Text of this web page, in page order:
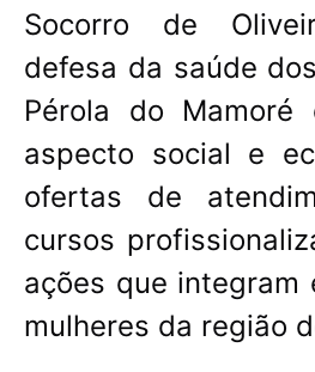
Socorro de
defesa da saúde
Pérola do
aspecto social e
ofertas de
cursos
ações que integram
mulheres da região